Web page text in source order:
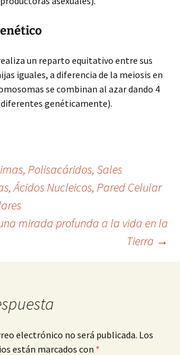
un reparto equitativo entre sus
iguales, a diferencia de la meiosis en
se combinan al azar dando 4
genéticamente).
Polisacáridos, Sales
Ácidos Nucleicos, Pared Celular
mirada profunda a la vida en la
Tierra →
electrónico no será publicada. Los
están marcados con *